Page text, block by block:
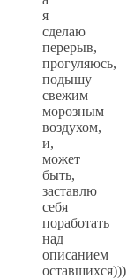
я
сделаю
перерыв,
прогуляюсь,
подышу
свежим
морозным
воздухом,
и,
может
быть,
заставлю
себя
поработать
над
описанием
оставшихся)))